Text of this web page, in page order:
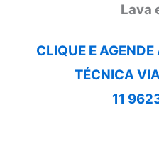
Lava
CLIQUE E
TÉCNICA
11